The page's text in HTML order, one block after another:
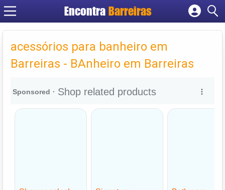
EncontraBarreiras
Cadastrar empresa
Criar conta
acessórios para banheiro em
Barreiras - BAnheiro em Barreiras